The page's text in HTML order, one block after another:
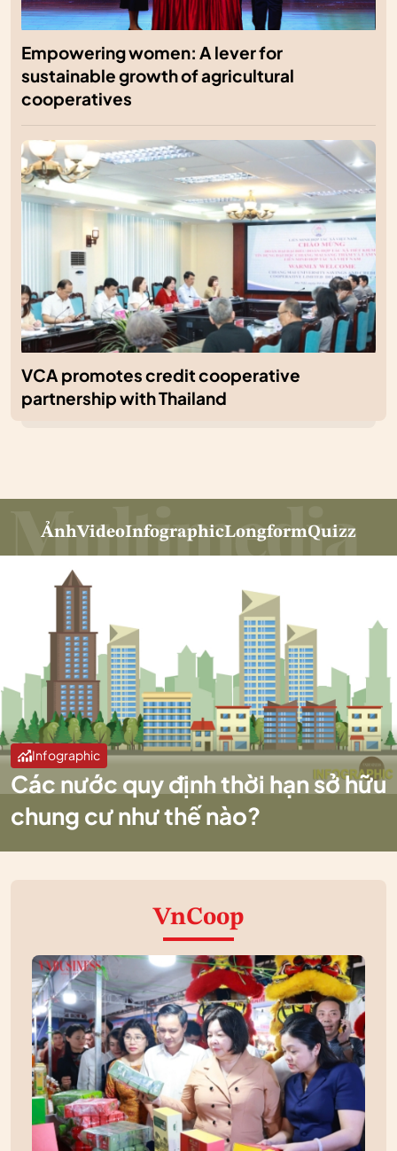
Empowering women: A lever for
sustainable growth of agricultural
cooperatives
VCA promotes credit cooperative
partnership with Thailand
ẢnhVideoInfographicLongformQuizz
Infographic
Các nước quy định thời hạn sở hữu
chung cư như thế nào?
VnCoop